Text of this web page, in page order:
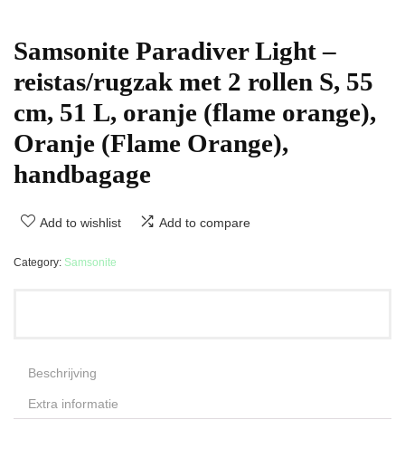
Samsonite Paradiver Light –
reistas/rugzak met 2 rollen S, 55
cm, 51 L, oranje (flame orange),
Oranje (Flame Orange),
handbagage
Add to wishlist Add to compare
Category: Samsonite
Beschrijving
Extra informatie